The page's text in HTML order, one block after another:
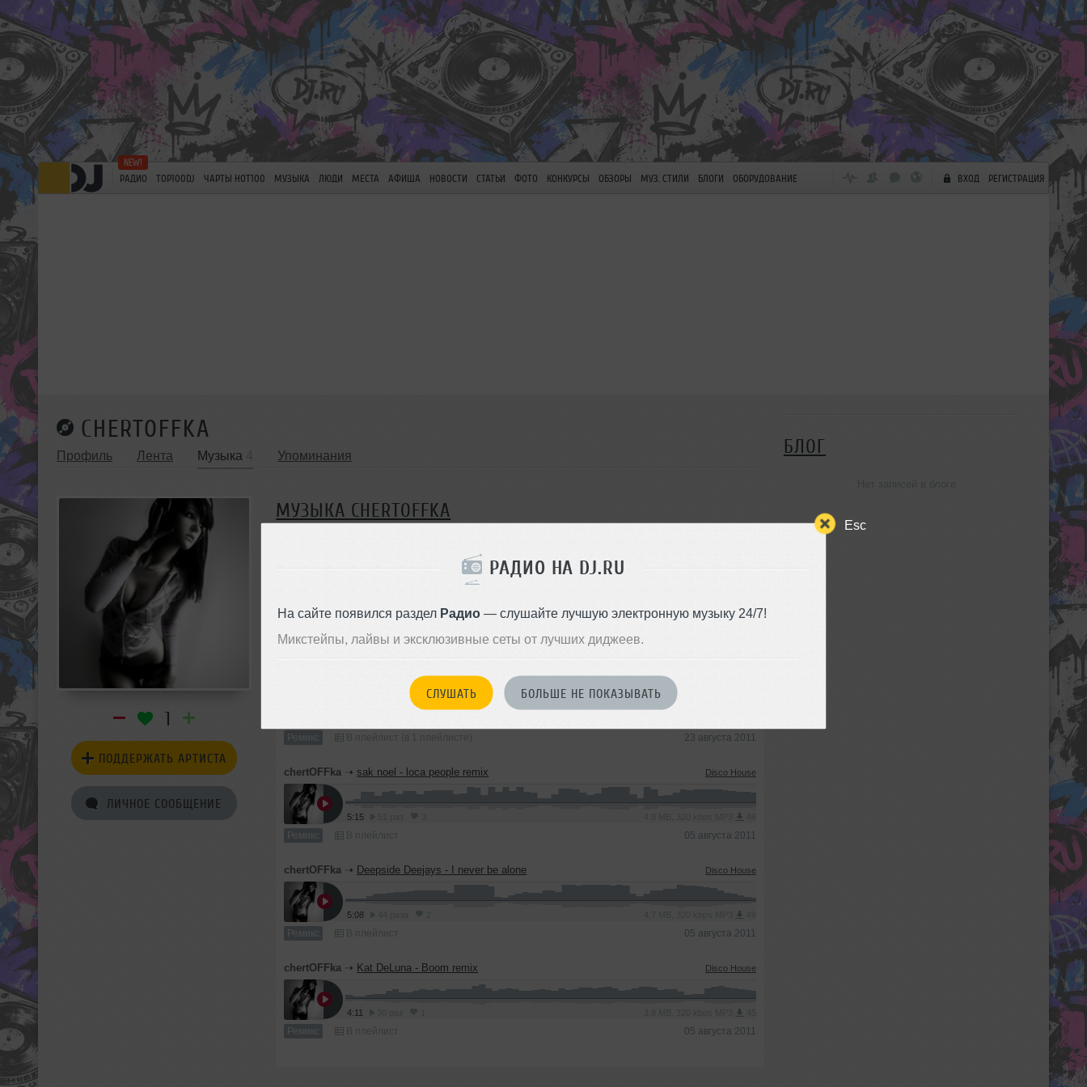
Esc
РАДИО НА DJ.RU
На сайте появился раздел Радио— слушайте лучшую электронную музыку 24/7!
Микстейпы, лайвы и эксклюзивные сеты от лучших диджеев.
СЛУШАТЬ БОЛЬШЕ НЕ ПОКАЗЫВАТЬ
РАДИО TOP100DJ ЧАРТЫ HOT100 МУЗЫКА ЛЮДИ МЕСТА АФИША НОВОСТИ СТАТЬИ ФОТО КОНКУРСЫ ОБЗОРЫ МУЗ. СТИЛИ БЛОГИ ОБОРУДОВАНИЕ ВХОД РЕГИСТРАЦИЯ
CHERTOFFKA
Профиль Лента Музыка Упоминания
1
ПОДДЕРЖАТЬ АРТИСТА
ЛИЧНОЕ СООБЩЕНИЕ
МУЗЫКА CHERTOFFKA
Ремиксы
Maks Barskih - Teryayu tebya remix
Ремикс В плейлист (в 1 плейлисте) 23 августа 2011
chertOFFka ➝ sak noel - loca people remix Disco House
5:15
Ремикс В плейлист 05 августа 2011
chertOFFka ➝ Deepside Deejays - I never be alone Disco House
5:08
Ремикс В плейлист 05 августа 2011
chertOFFka ➝ Kat DeLuna - Boom remix Disco House
4:11
Ремикс В плейлист 05 августа 2011
БЛОГ